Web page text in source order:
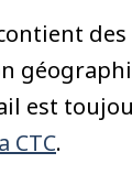
est
CTC.